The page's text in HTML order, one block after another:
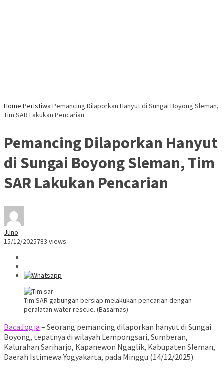
Home Peristiwa Pemancing Dilaporkan Hanyut di Sungai Boyong Sleman,
Tim SAR Lakukan Pencarian
Pemancing Dilaporkan Hanyut
di Sungai Boyong Sleman, Tim
SAR Lakukan Pencarian
Juno
15/12/2025783 views
Tim SAR gabungan bersiap melakukan pencarian dengan
peralatan water rescue. (Basarnas)
BacaJogja – Seorang pemancing dilaporkan hanyut di Sungai
Boyong, tepatnya di wilayah Lempongsari, Sumberan,
Kalurahan Sariharjo, Kapanewon Ngaglik, Kabupaten Sleman,
Daerah Istimewa Yogyakarta, pada Minggu (14/12/2025).